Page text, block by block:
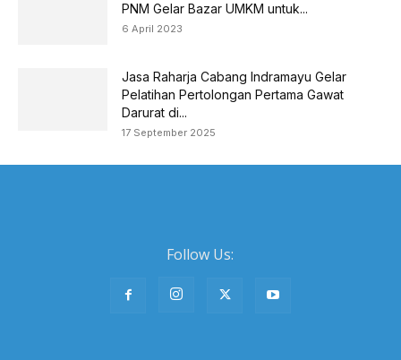
PNM Gelar Bazar UMKM untuk...
6 April 2023
Jasa Raharja Cabang Indramayu Gelar
Pelatihan Pertolongan Pertama Gawat
Darurat di...
17 September 2025
Follow Us: